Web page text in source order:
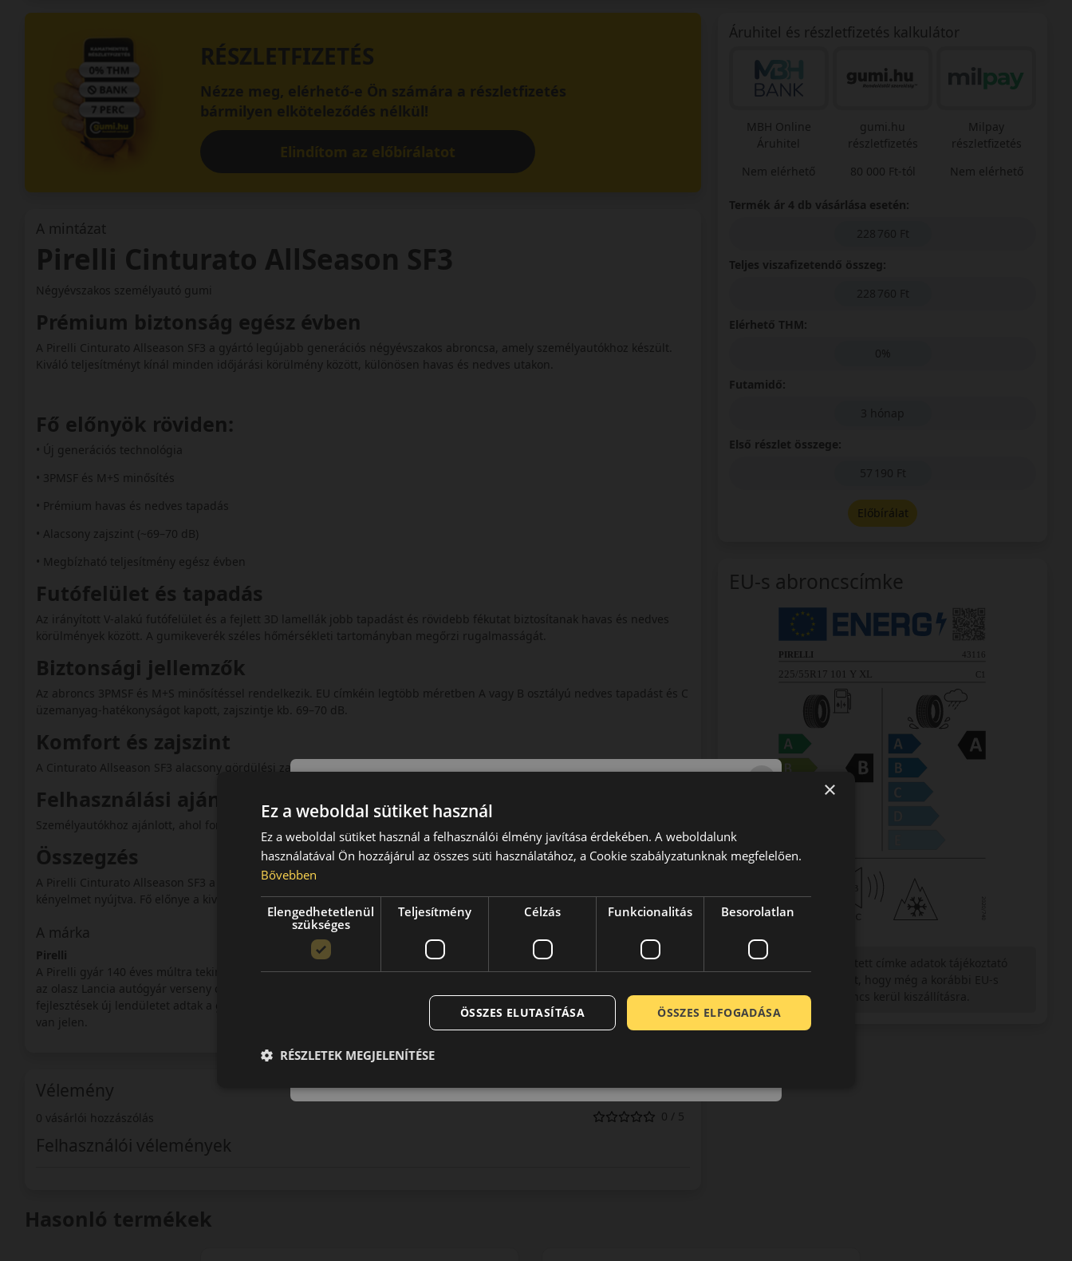
RÉSZLETFIZETÉS
Nézze meg, elérhető-e Ön számára a részletfizetés
bármilyen elköteleződés nélkül!
Elindítom az előbírálatot
A mintázat
Pirelli Cinturato AllSeason SF3
Négyévszakos személyautó gumi
Prémium biztonság egész évben
A Pirelli Cinturato Allseason SF3 a gyártó legújabb generációs négyévszakos abroncsa, amely személyautókhoz készült.
Kiváló teljesítményt kínál minden időjárási körülmény között, különösen havas és nedves utakon.
Fő előnyök röviden:
• Új generációs technológia
• 3PMSF és M+S minősítés
• Prémium havas és nedves tapadás
• Alacsony zajszint (~69–70 dB)
• Megbízható teljesítmény egész évben
Futófelület és tapadás
Az irányított V-alakú futófelület és a fejlett 3D lamellák jobb tapadást és rövidebb fékutat biztosítanak havas és nedves
körülmények között. A gumikeverék széles hőmérsékleti tartományban megőrzi rugalmasságát.
Biztonsági jellemzők
Az abroncs 3PMSF és M+S minősítéssel rendelkezik. EU címkéin legtöbb méretben A vagy B osztályú nedves tapadást és C
üzemanyag-hatékonyságot kapott, zajszintje kb. 69–70 dB.
Komfort és zajszint
A Cinturato Allseason SF3 alacsony gördülési zajjal rendelkezik, amely csendes és kényelmes utazást biztosít.
Felhasználási ajánlás
Személyautókhoz ajánlott, ahol fontos a prémium biztonság, a komfort és az egész éves használhatóság.
Összegzés
A Pirelli Cinturato Allseason SF3 a legmodernebb négyévszakos technológiákat kínálja, prémium szintű biztonságot és
kényelmet nyújtva. Fő előnye a kiváló nedves és havas tapadás, az alacsony zajszint és a 3PMSF minősítés.
A márka
Pirelli
A Pirelli gyár 140 éves múltra tekinthet vissza. A cégcsoport jelenlegi arculata a hetvenes évek közepén alakult ki, amikor
az olasz Lancia autógyár verseny csapata számára kezdett speciális verseny abroncsokat gyártani. A szükséges
fejlesztések új lendületet adtak a gyár számára. A verseny abroncsok kategóriájában a Pirelli azóta is komoly szereplőként
van jelen.
Vélemény
0 vásárlói hozzászólás 0 / 5
Felhasználói vélemények
Áruhitel és részletfizetés kalkulátor
MBH Online
Áruhitel
Nem elérhető
gumi.hu
részletfizetés
80 000 Ft-tól
Milpay
részletfizetés
Nem elérhető
Termék ár 4 db vásárlása esetén:
228 760 Ft
Teljes viszafizetendő összeg:
228 760 Ft
Elérhető THM:
0%
Futamidő:
3 hónap
Első részlet összege:
57 190 Ft
Előbírálat
EU-s abroncscímke
Figyelem a feltüntetett címke adatok tájékoztató
címkével ellátott abroncs kerül kiszállításra.
Hasonló termékek
×
Ez a weboldal sütiket használ
Ez a weboldal sütiket használ a felhasználói élmény javítása érdekében. A weboldalunk
használatával Ön hozzájárul az összes süti használatához, a Cookie szabályzatunknak megfelelően.
Bővebben
Elengedhetetlenül
szükséges
Teljesítmény Célzás Funkcionalitás Besorolatlan
ÖSSZES ELFOGADÁSA
ÖSSZES ELUTASÍTÁSA
RÉSZLETEK MEGJELENÍTÉSE